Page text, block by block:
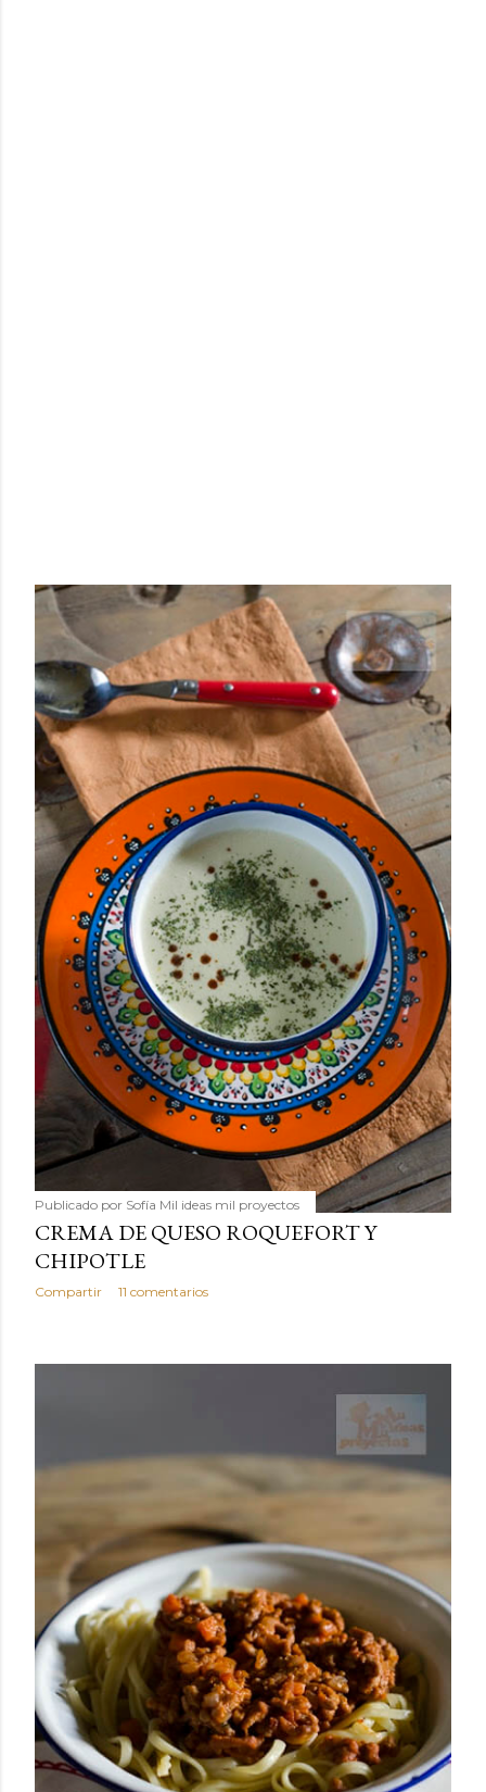
Publicado por Sofía Mil ideas mil proyectos
CREMA DE QUESO ROQUEFORT Y
CHIPOTLE
Compartir 11 comentarios